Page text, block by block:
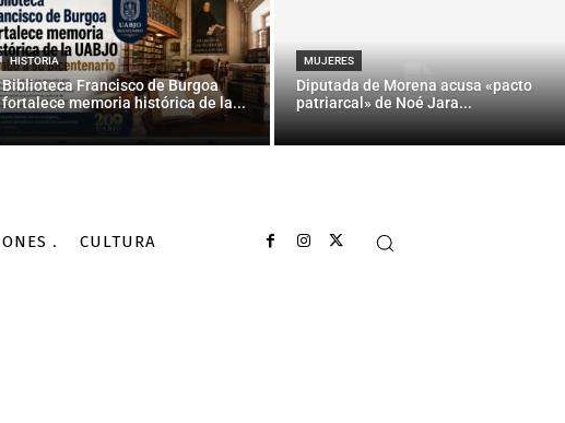
HISTORIA
Biblioteca Francisco de Burgoa
fortalece memoria histórica de la...
MUJERES
Diputada de Morena acusa «pacto
patriarcal» de Noé Jara...
CULTURA